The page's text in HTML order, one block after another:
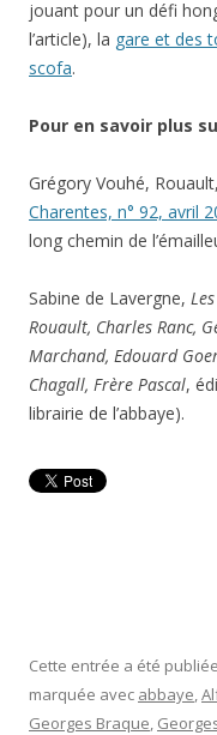
jouant pour un défi
l’article), la gare et des
scofa.
Pour en savoir plus
Grégory Vouhé,
Charentes, n° 92, avril
long chemin de
Sabine de Lavergne,
Rouault, Charles Ranc,
Marchand, Edouard
Chagall, Frère Pascal,
librairie de l’abbaye).
Cette entrée a été
marquée avec abbaye,
Georges Braque,